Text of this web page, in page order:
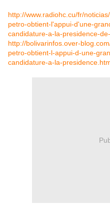
http://www.radiohc.cu/fr/
petro-obtient-l'appui-d'une-
candidature-a-la-presidence-
http://bolivarinfos.over-
petro-obtient-l-appui-d-une-
candidature-a-la-